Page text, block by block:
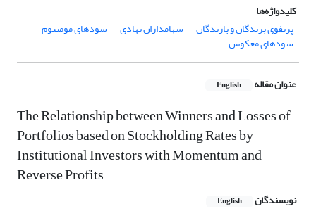
کلیدواژه‌ها
پرتفوی برندگان و بازندگان
سهامداران نهادی سودهای مومنتوم
سودهای معکوس
عنوان مقاله English
The Relationship between Winners and Losses of
Portfolios based on Stockholding Rates by
Institutional Investors with Momentum and
Reverse Profits
نویسندگان English